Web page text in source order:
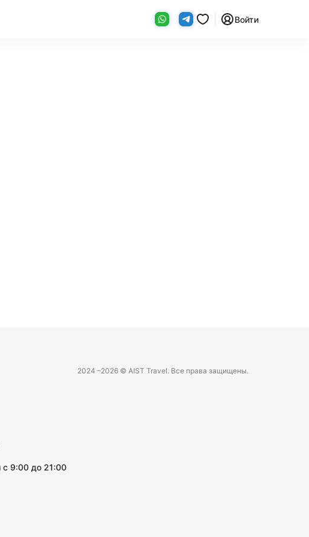
Войти
с 9:00 до 21:00
2024 –2026 © AIST Travel. Все права защищены.